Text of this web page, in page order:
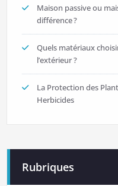
Maison passive ou
différence ?
Quels matériaux
l’extérieur ?
La Protection des
Herbicides
Rubriques